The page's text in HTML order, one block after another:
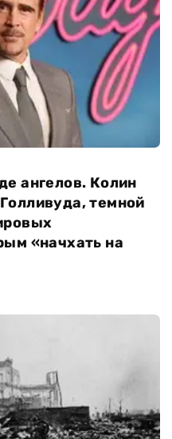
ангелов. Колин
темной
«начхать на